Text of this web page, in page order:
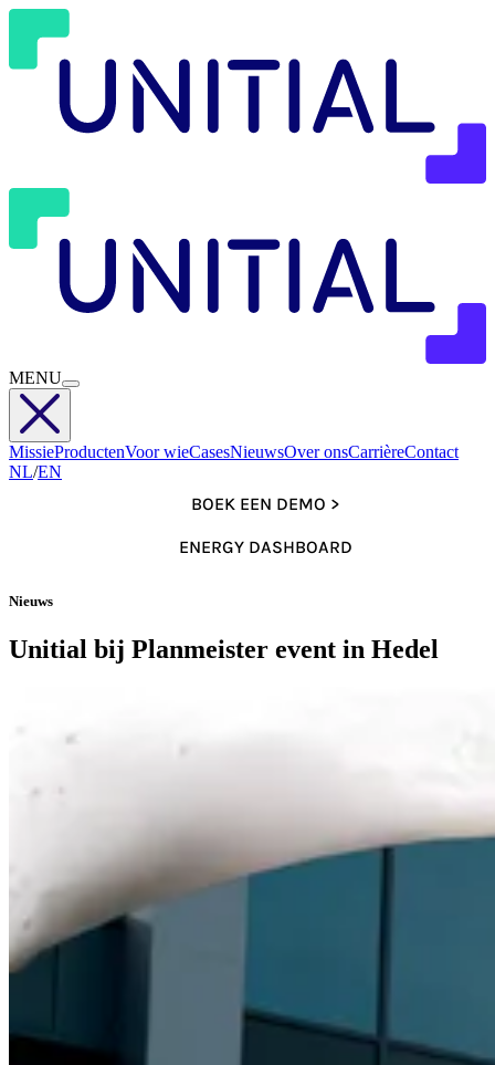
MENU
MissieProductenVoor wieCasesNieuwsOver onsCarrièreContact
NL/EN
BOEK EEN DEMO >
ENERGY DASHBOARD
Nieuws
Unitial bij Planmeister event in Hedel